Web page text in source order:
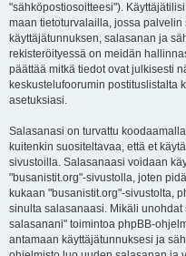
"sähköpostiosoitteesi").
maan tietoturvalailla, jossa palvelin
käyttäjätunnuksen, salasanan ja
rekisteröityessä on meidän
päättää mitkä tiedot ovat julkisesti
keskustelufoorumin postituslistalta
asetuksiasi.
Salasanasi on turvattu
kuitenkin suositeltavaa, että et
sivustoilla. Salasanaasi voidaan
"busanistit.org"-sivustolla, joten
kukaan "busanistit.org"-sivustolta,
sinulta salasanaasi. Mikäli
salasanani" toimintoa phpBB-
antamaan käyttäjätunnuksesi ja